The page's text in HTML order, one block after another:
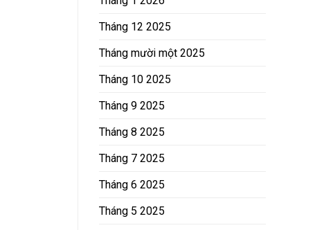
Tháng 12 2025
Tháng mười một 2025
Tháng 10 2025
Tháng 9 2025
Tháng 8 2025
Tháng 7 2025
Tháng 6 2025
Tháng 5 2025